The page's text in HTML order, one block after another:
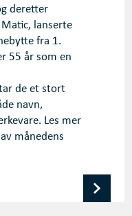
deretter
lanserte
fra 1.
55 år som en
de et stort
navn,
Les mer
månedens